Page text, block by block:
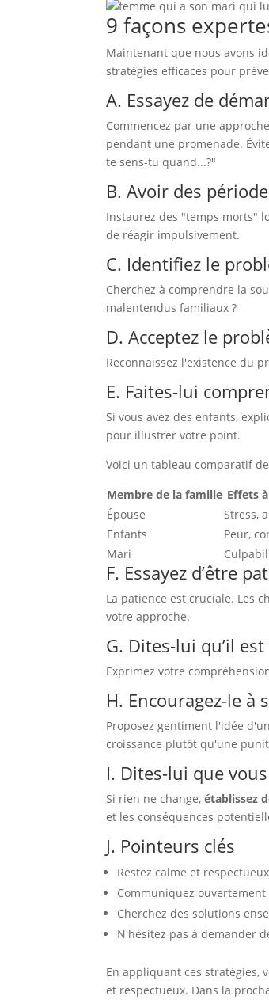
9 façons
Maintenant que nous avons
stratégies efficaces pour
A. Essayez de
Commencez par une
pendant une promenade.
te sens-tu quand...?"
B. Avoir des
Instaurez des "temps morts"
de réagir impulsivement.
C. Identifiez le
Cherchez à comprendre la
malentendus familiaux ?
D. Acceptez le
Reconnaissez l'existence du
E. Faites-lui
Si vous avez des enfants,
pour illustrer votre point.
Voici un tableau comparatif
Membre de la famille Effets
Épouse
Stress,
Enfants
Peur,
Mari
F. Essayez d’être
La patience est cruciale. Les
votre approche.
G. Dites-lui qu’il
Exprimez votre
H. Encouragez-le
Proposez gentiment l'idée
croissance plutôt qu'une
I. Dites-lui que
Si rien ne change,établissez
et les conséquences
J. Pointeurs clés
Restez calme et respectueux
Communiquez ouvertement
Cherchez des solutions
N'hésitez pas à demander
En appliquant ces stratégies,
et respectueux. Dans la